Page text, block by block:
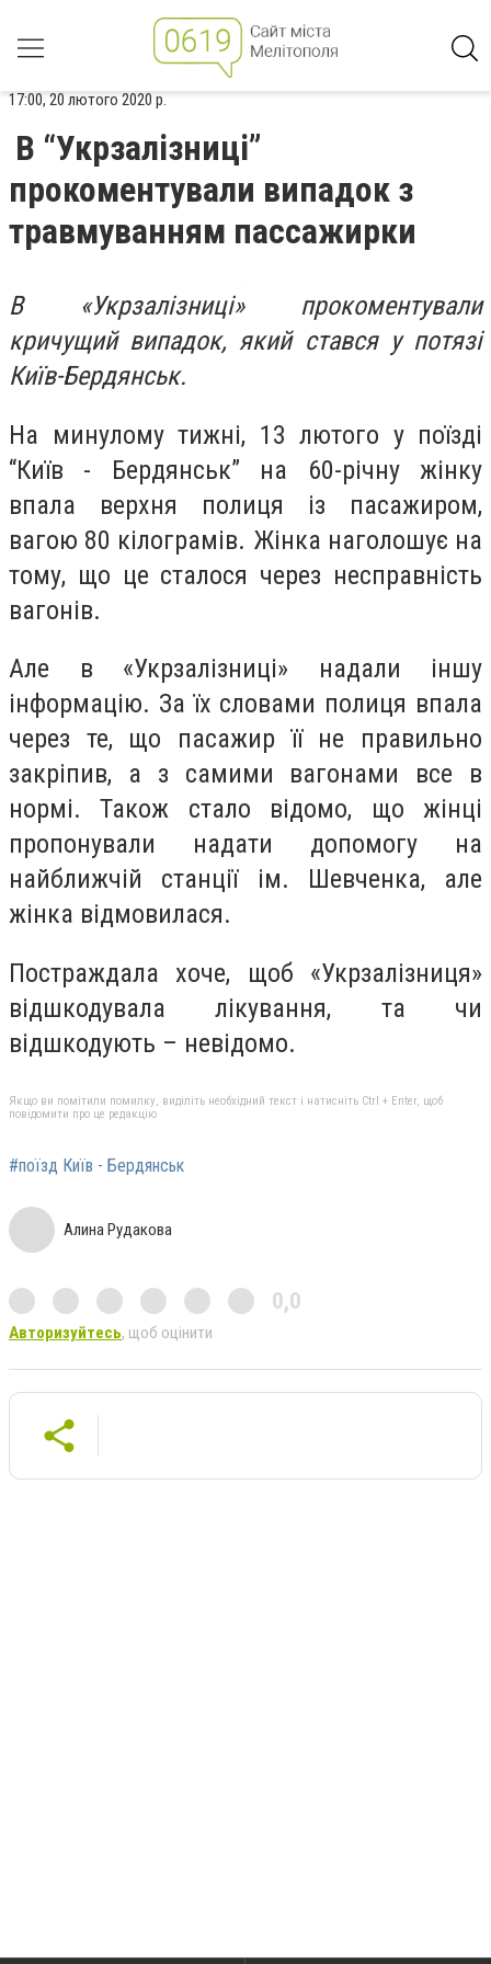
17:00, 20 лютого 2020 р.
В “Укрзалізниці”
прокоментували випадок з
травмуванням пассажирки
В «Укрзалізниці» прокоментували
кричущий випадок, який стався у потязі
Київ-Бердянськ.
На минулому тижні, 13 лютого у поїзді
“Київ - Бердянськ” на 60-річну жінку
впала верхня полиця із пасажиром,
вагою 80 кілограмів. Жінка наголошує на
тому, що це сталося через несправність
вагонів.
Але в «Укрзалізниці» надали іншу
інформацію. За їх словами полиця впала
через те, що пасажир її не правильно
закріпив, а з самими вагонами все в
нормі. Також стало відомо, що жінці
пропонували надати допомогу на
найближчій станції ім. Шевченка, але
жінка відмовилася.
Постраждала хоче, щоб «Укрзалізниця»
відшкодувала лікування, та чи
відшкодують – невідомо.
Якщо ви помітили помилку, виділіть необхідний текст і натисніть Ctrl + Enter, щоб
повідомити про це редакцію
#поїзд Київ - Бердянськ
Алина Рудакова
0,0
Авторизуйтесь, щоб оцінити